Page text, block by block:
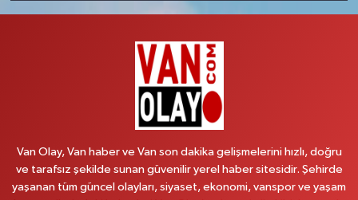
Van Olay, Van haber ve Van son dakika gelişmelerini hızlı, doğru
ve tarafsız şekilde sunan güvenilir yerel haber sitesidir. Şehirde
yaşanan tüm güncel olayları, siyaset, ekonomi, vanspor ve yaşam